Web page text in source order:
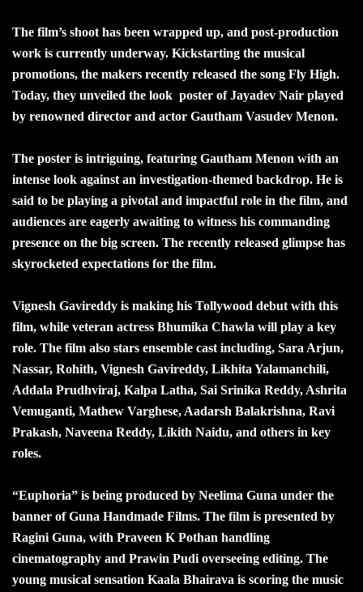
The film’s shoot has been wrapped up, and post-production
work is currently underway. Kickstarting the musical
promotions, the makers recently released the song Fly High.
Today, they unveiled the look poster of Jayadev Nair played
by renowned director and actor Gautham Vasudev Menon.
The poster is intriguing, featuring Gautham Menon with an
intense look against an investigation-themed backdrop. He is
said to be playing a pivotal and impactful role in the film, and
audiences are eagerly awaiting to witness his commanding
presence on the big screen. The recently released glimpse has
skyrocketed expectations for the film.
Vignesh Gavireddy is making his Tollywood debut with this
film, while veteran actress Bhumika Chawla will play a key
role. The film also stars ensemble cast including, Sara Arjun,
Nassar, Rohith, Vignesh Gavireddy, Likhita Yalamanchili,
Addala Prudhviraj, Kalpa Latha, Sai Srinika Reddy, Ashrita
Vemuganti, Mathew Varghese, Aadarsh Balakrishna, Ravi
Prakash, Naveena Reddy, Likith Naidu, and others in key
roles.
“Euphoria” is being produced by Neelima Guna under the
banner of Guna Handmade Films. The film is presented by
Ragini Guna, with Praveen K Pothan handling
cinematography and Prawin Pudi overseeing editing. The
young musical sensation Kaala Bhairava is scoring the music